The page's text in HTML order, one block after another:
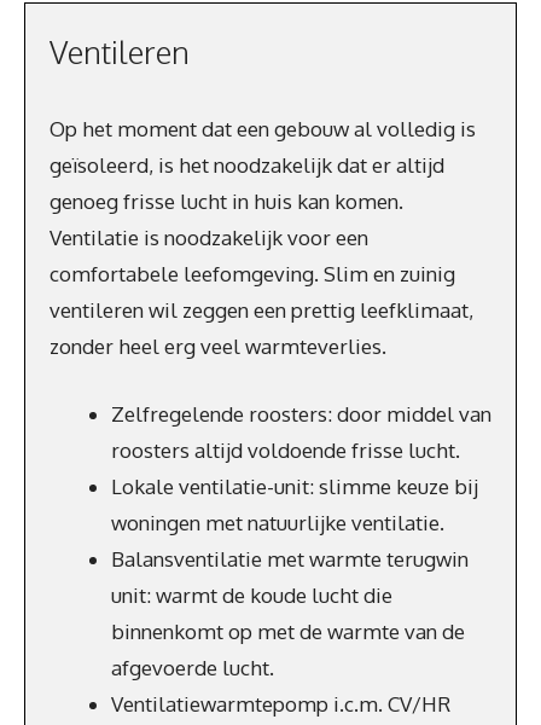
Ventileren
Op het moment dat een gebouw al volledig is
geïsoleerd, is het noodzakelijk dat er altijd
genoeg frisse lucht in huis kan komen.
Ventilatie is noodzakelijk voor een
comfortabele leefomgeving. Slim en zuinig
ventileren wil zeggen een prettig leefklimaat,
zonder heel erg veel warmteverlies.
Zelfregelende roosters: door middel van
roosters altijd voldoende frisse lucht.
Lokale ventilatie-unit: slimme keuze bij
woningen met natuurlijke ventilatie.
Balansventilatie met warmte terugwin
unit: warmt de koude lucht die
binnenkomt op met de warmte van de
afgevoerde lucht.
Ventilatiewarmtepomp i.c.m. CV/HR